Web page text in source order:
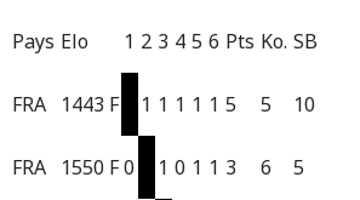
Pays Elo 1 2 3 4 5 6 Pts Ko. SB
FRA 1443 F 1 1 1 1 1 5 5 10
FRA 1550 F0 1 0 1 1 3 6 5